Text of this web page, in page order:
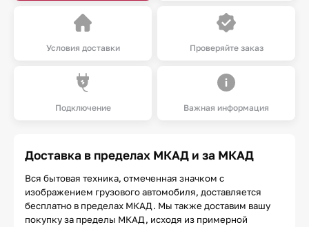
Условия доставки Проверяйте заказ
Подключение Важная информация
Доставка в пределах МКАД и за МКАД
Вся бытовая техника, отмеченная значком с
изображением грузового автомобиля, доставляется
бесплатно в пределах МКАД. Мы также доставим вашу
покупку за пределы МКАД, исходя из примерной